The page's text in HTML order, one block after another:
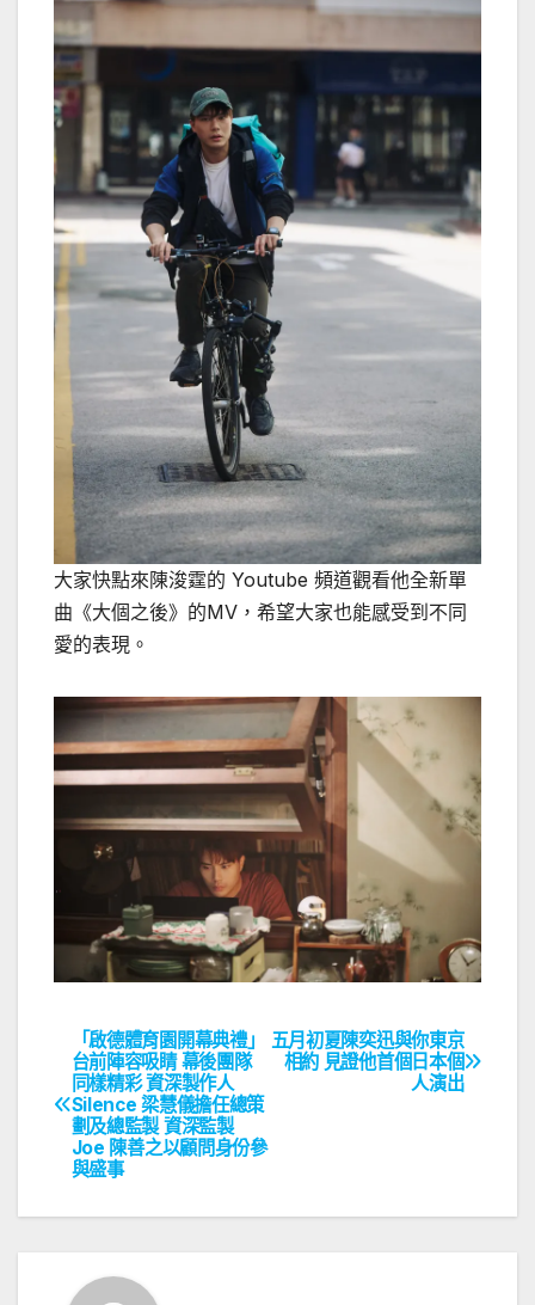
大家快點來陳浚霆的 Youtube 頻道觀看他全新單
曲《大個之後》的MV，希望大家也能感受到不同
愛的表現。
文
章
導
五月初夏陳奕迅與你東京
相約 見證他首個日本個
人演出
「啟德體育園開幕典禮」
台前陣容吸睛 幕後團隊
同樣精彩 資深製作人
Silence 梁慧儀擔任總策
劃及總監製 資深監製
Joe 陳善之以顧問身份參
與盛事